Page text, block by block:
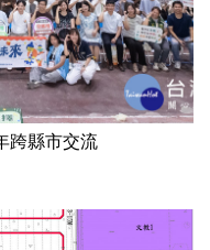
跨縣市交流